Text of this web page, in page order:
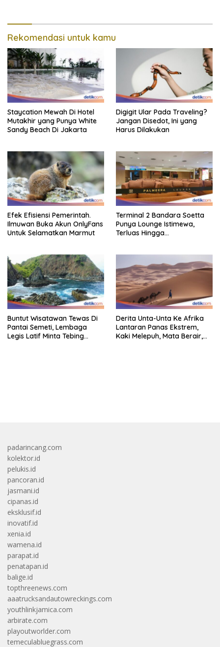
Rekomendasi untuk kamu
Staycation Mewah Di Hotel
Mutakhir yang Punya White
Sandy Beach Di Jakarta
Digigit Ular Pada Traveling?
Jangan Disedot, Ini yang
Harus Dilakukan
Efek Efisiensi Pemerintah.
Ilmuwan Buka Akun OnlyFans
Untuk Selamatkan Marmut
Terminal 2 Bandara Soetta
Punya Lounge Istimewa,
Terluas Hingga
Buntut Wisatawan Tewas Di
Pantai Semeti, Lembaga
Legis Latif Minta Tebing
Derita Unta-Unta Ke Afrika
Lantaran Panas Ekstrem,
Kaki Melepuh, Mata Berair,
padarincang.com
kolektor.id
pelukis.id
pancoran.id
jasmani.id
cipanas.id
eksklusif.id
inovatif.id
xenia.id
wamena.id
parapat.id
penatapan.id
balige.id
topthreenews.com
aaatrucksandautowreckings.com
youthlinkjamica.com
arbirate.com
playoutworlder.com
temeculabluegrass.com